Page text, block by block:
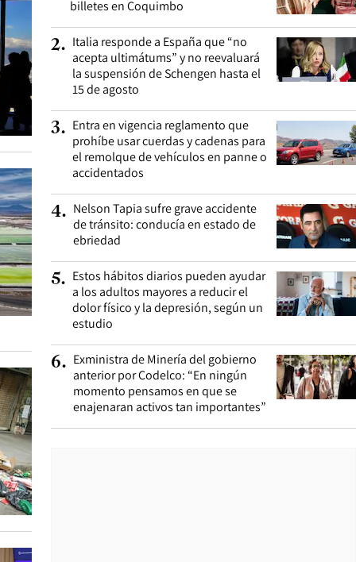
billetes en Coquimbo
2. Italia responde a España que “no
acepta ultimátums” y no reevaluará
la suspensión de Schengen hasta el
15 de agosto
3. Entra en vigencia reglamento que
prohíbe usar cuerdas y cadenas para
el remolque de vehículos en panne o
accidentados
4. Nelson Tapia sufre grave accidente
de tránsito: conducía en estado de
ebriedad
5. Estos hábitos diarios pueden ayudar
a los adultos mayores a reducir el
dolor físico y la depresión, según un
estudio
6. Exministra de Minería del gobierno
anterior por Codelco: “En ningún
momento pensamos en que se
enajenaran activos tan importantes”